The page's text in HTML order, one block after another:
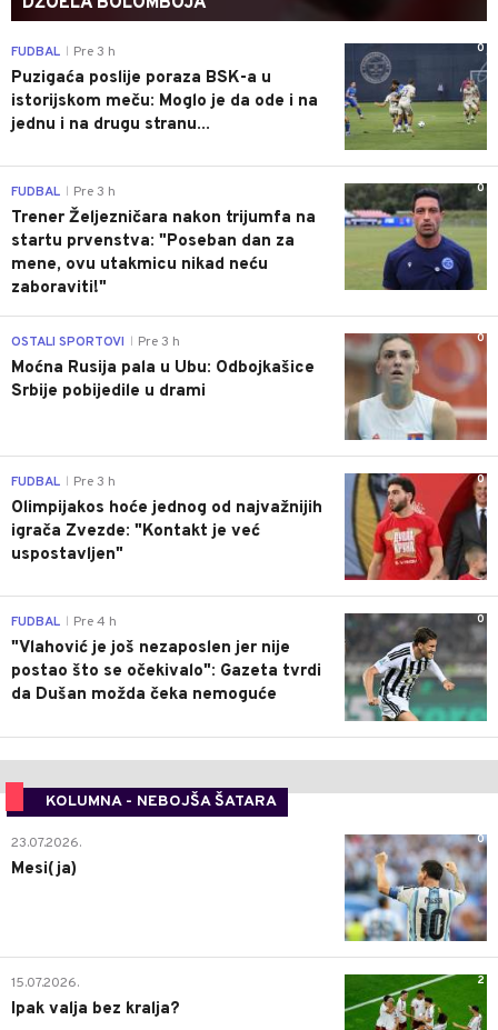
0
FUDBAL Pre 3 h
Puzigaća poslije poraza BSK-a u
istorijskom meču: Moglo je da ode i na
jednu i na drugu stranu...
0
FUDBAL Pre 3 h
Trener Željezničara nakon trijumfa na
startu prvenstva: "Poseban dan za
mene, ovu utakmicu nikad neću
zaboraviti!"
0
OSTALI SPORTOVI Pre 3 h
Moćna Rusija pala u Ubu: Odbojkašice
Srbije pobijedile u drami
0
FUDBAL Pre 3 h
Olimpijakos hoće jednog od najvažnijih
igrača Zvezde: "Kontakt je već
uspostavljen"
0
FUDBAL Pre 4 h
"Vlahović je još nezaposlen jer nije
postao što se očekivalo": Gazeta tvrdi
da Dušan možda čeka nemoguće
KOLUMNA - NEBOJŠA ŠATARA
0
23.07.2026.
Mesi(ja)
2
15.07.2026.
Ipak valja bez kralja?